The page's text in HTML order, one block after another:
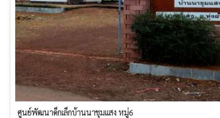
ศูนย์พัฒนาด็กเล็กบ้านนาชุมแสง หมู่6